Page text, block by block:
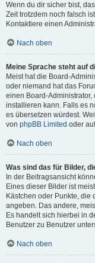
Wenn du dir sicher bist,
Zeit trotzdem noch falsch
Kontaktiere einen
Nach oben
Meine Sprache steht auf
Meist hat die Board-
oder niemand hat das
einen Board-
installieren kann. Falls es
es übersetzen würdest.
von phpBB Limited oder
Nach oben
Was sind das für Bilder,
In der Beitragsansicht
Eines dieser Bilder ist
Kästchen oder Punkte, die
angeben. Das andere,
Es handelt sich hierbei in
Benutzer zu Benutzer
Nach oben